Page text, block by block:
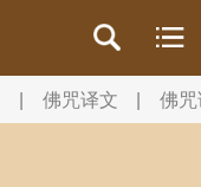
| 佛咒译文 | 佛